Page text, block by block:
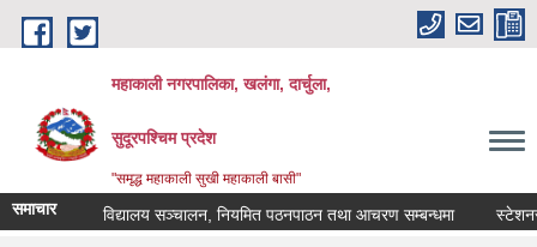
Skip to main content
महाकाली नगरपालिका, खलंगा, दार्चुला,
सुदूरपश्चिम प्रदेश
"समृद्ध महाकाली सुखी महाकाली बासी"
समाचार विद्यालय सञ्चालन, नियमित पठनपाठन तथा आचरण सम्बन्धमा स्टेशनरी,